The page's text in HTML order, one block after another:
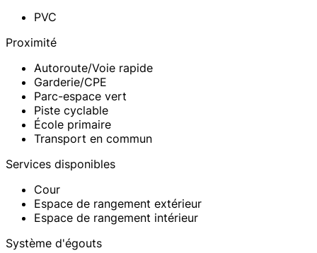
PVC
Proximité
Autoroute/Voie rapide
Garderie/CPE
Parc-espace vert
Piste cyclable
École primaire
Transport en commun
Services disponibles
Cour
Espace de rangement extérieur
Espace de rangement intérieur
Système d'égouts